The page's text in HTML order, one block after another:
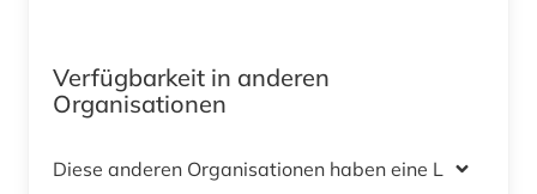
Verfügbarkeit in anderen
Organisationen
Diese anderen Organisationen haben eine Lizenz